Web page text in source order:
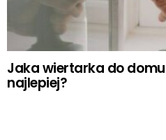
Jaka wiertarka do
najlepiej?